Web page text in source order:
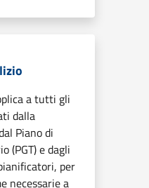
a tutti gli
dalla
Piano di
(PGT) e dagli
per
necessarie a